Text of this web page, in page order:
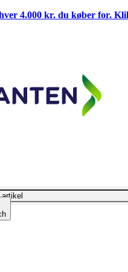
4.000 kr. du køber for.